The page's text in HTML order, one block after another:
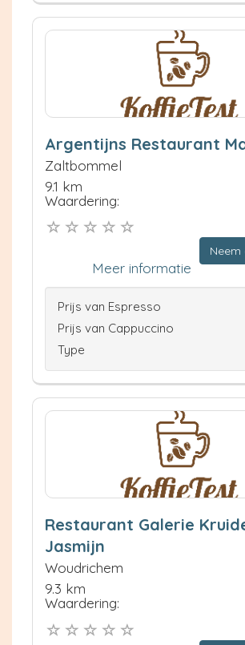
Argentijns Restaurant
Zaltbommel
9.1 km
Waardering:
Meer informatie
Prijs van Espresso
Prijs van Cappuccino
Type
Restaurant Galerie
Jasmijn
Woudrichem
9.3 km
Waardering: